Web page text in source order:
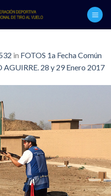
in FOTOS 1a Fecha Común
28 y 29 Enero 2017